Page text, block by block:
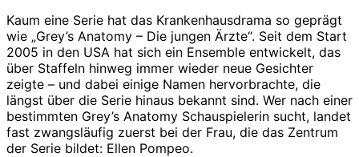
Kaum eine Serie hat das Krankenhausdrama so geprägt
wie „Grey’s Anatomy – Die jungen Ärzte“. Seit dem Start
2005 in den USA hat sich ein Ensemble entwickelt, das
über Staffeln hinweg immer wieder neue Gesichter
zeigte – und dabei einige Namen hervorbrachte, die
längst über die Serie hinaus bekannt sind. Wer nach einer
bestimmten Grey’s Anatomy Schauspielerin sucht, landet
fast zwangsläufig zuerst bei der Frau, die das Zentrum
der Serie bildet: Ellen Pompeo.